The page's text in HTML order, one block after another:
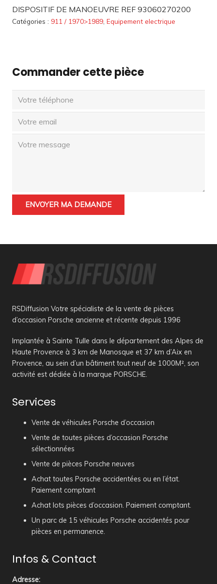
DISPOSITIF DE MANOEUVRE REF 93060270200
Catégories : 911 / 1970>1989, Equipement electrique
Commander cette pièce
RSDiffusion Votre spécialiste de la vente de pièces
d’occasion Porsche ancienne et récente depuis 1996
Implantée à Sainte Tulle dans le département des Alpes de
Haute Provence à 3 km de Manosque et 37 km d’Aix en
Provence, au sein d’un bâtiment tout neuf de 1000M², son
activité est dédiée à la marque PORSCHE.
Services
Vente de véhicules Porsche d’occasion
Vente de toutes pièces d’occasion Porsche
sélectionnées
Vente de pièces Porsche neuves
Achat toutes Porsche accidentées ou en l’état.
Paiement comptant
Achat lots pièces d’occasion. Paiement comptant.
Un parc de 15 véhicules Porsche accidentés pour
pièces en permanence.
Infos & Contact
Adresse: